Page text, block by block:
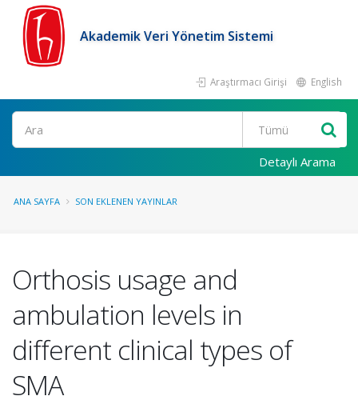
Akademik Veri Yönetim Sistemi
Araştırmacı Girişi English
Ara
Detaylı Arama
ANA SAYFA SON EKLENEN YAYINLAR
Orthosis usage and
ambulation levels in
different clinical types of
SMA